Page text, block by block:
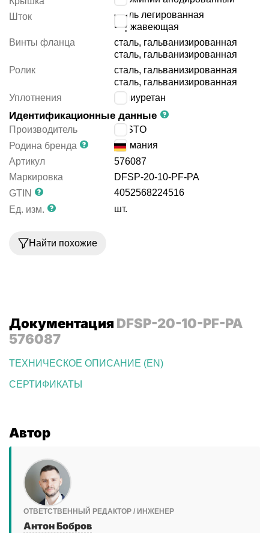
Шток
сталь легированная
нержавеющая
Винты фланца
сталь, гальванизированная
сталь, гальванизированная
Ролик
сталь, гальванизированная
сталь, гальванизированная
Уплотнения
полиуретан
Идентификационные данные
Производитель
FESTO
Родина бренда
Германия
Артикул
576087
Маркировка
DFSP-20-10-PF-PA
GTIN
4052568224516
Ед. изм.
шт.
Найти похожие
Документация DFSP-20-10-PF-PA
576087
ТЕХНИЧЕСКОЕ ОПИСАНИЕ (EN)
СЕРТИФИКАТЫ
Автор
ОТВЕТСТВЕННЫЙ РЕДАКТОР / ИНЖЕНЕР
Антон Бобров